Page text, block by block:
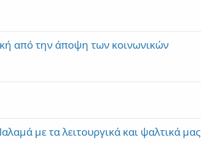
από την άποψη των κοινωνικών
με τα λειτουργικά και ψαλτικά μας